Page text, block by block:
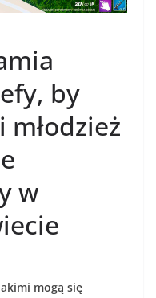
by
w
mogą się